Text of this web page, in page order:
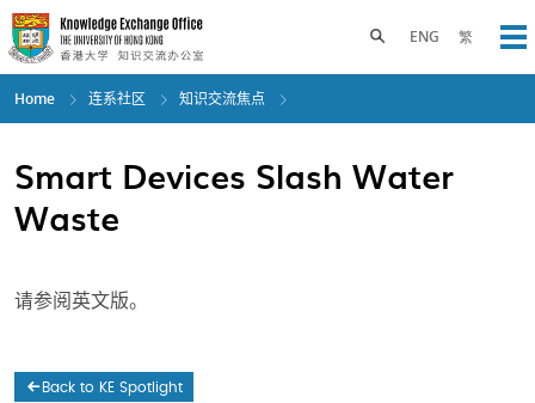
Skip
to
main
content
ENG 繁
Toggle search panel
Home 连系社区 知识交流焦点
Smart Devices Slash Water
Waste
请参阅英文版。
Back to KE Spotlight